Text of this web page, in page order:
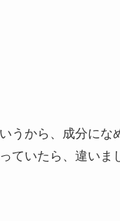
うから、成分にな
ていたら、違いま